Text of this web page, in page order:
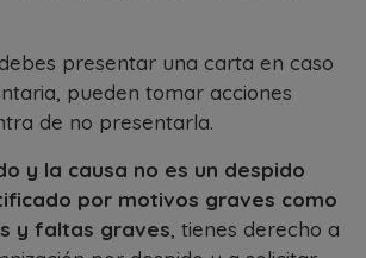
presentar una carta en caso
pueden tomar acciones
de no presentarla.
y la causa no es un despido
por motivos graves como
y faltas graves , tienes derecho a